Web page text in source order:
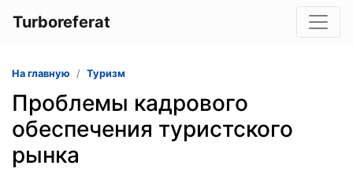
Turboreferat
На главную Туризм
Проблемы кадрового
обеспечения туристского
рынка